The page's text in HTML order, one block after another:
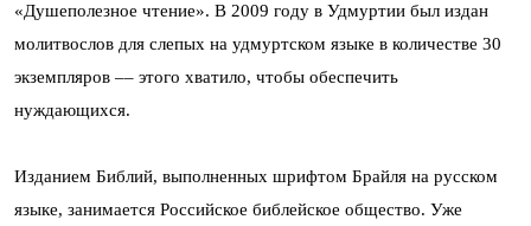
«Душеполезное чтение». В 2009 году в Удмуртии был издан
молитвослов для слепых на удмуртском языке в количестве 30
экземпляров –– этого хватило, чтобы обеспечить
нуждающихся.
Изданием Библий, выполненных шрифтом Брайля на русском
языке, занимается Российское библейское общество. Уже